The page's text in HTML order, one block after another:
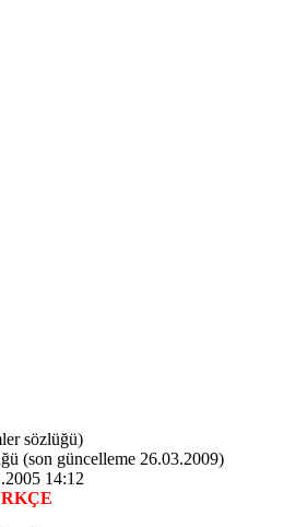
sözlüğü)
(son güncelleme 26.03.2009)
14:12